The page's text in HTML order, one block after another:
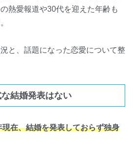
熱愛報道や30代を迎えた年齢も
と、話題になった恋愛について整
結婚発表はない
現在、結婚を発表しておらず独身